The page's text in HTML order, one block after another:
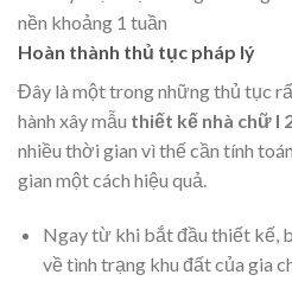
nền khoảng 1 tuần
Hoàn thành thủ tục pháp lý
Đây là một trong những thủ tục
hành xây mẫu thiết kế nhà chữ l
nhiều thời gian vì thế cần tính
gian một cách hiệu quả.
Ngay từ khi bắt đầu thiết kế,
về tình trạng khu đất của gia